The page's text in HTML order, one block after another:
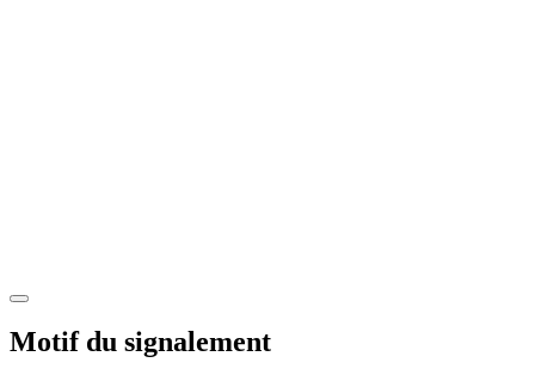
Motif du signalement